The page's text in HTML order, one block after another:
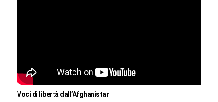
Voci di libertà dall’Afghanistan